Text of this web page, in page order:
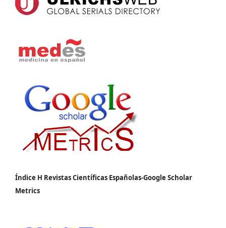
Índice H Revistas Científicas Españolas-Google Scholar
Metrics